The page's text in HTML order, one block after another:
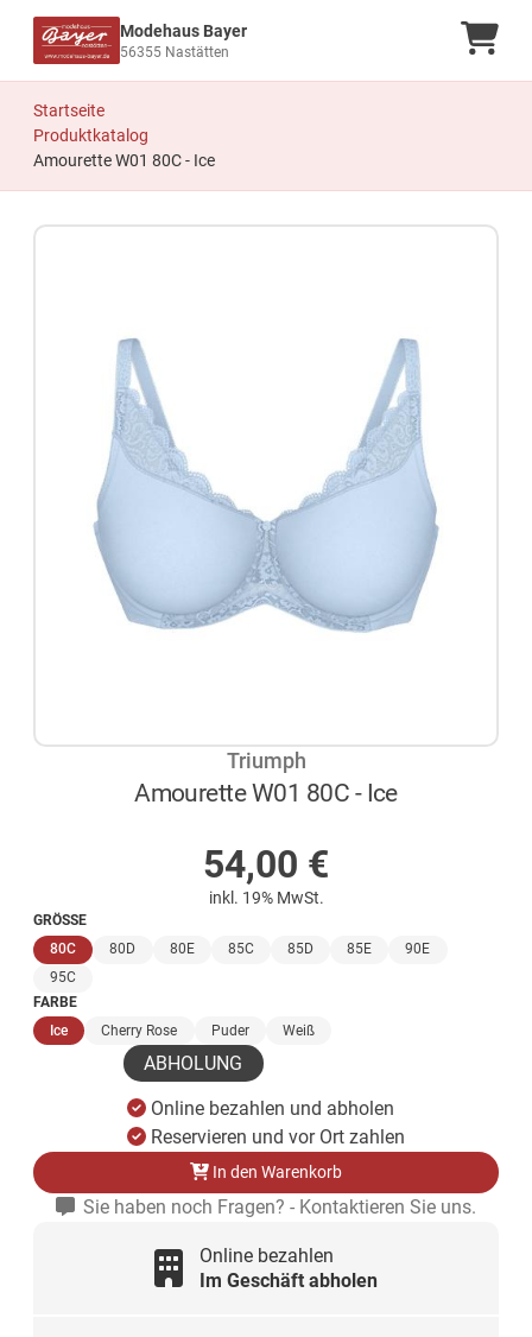
Modehaus Bayer
56355 Nastätten
Startseite
Produktkatalog
Amourette W01 80C - Ice
Triumph
Amourette W01 80C - Ice
54,00 €
inkl. 19% MwSt.
GRÖSSE
80C(ausgewählt)
80D 80E 85C 85D 85E
90E
95C
FARBE
Ice(ausgewählt)
Cherry Rose Puder Weiß
ABHOLUNG
Online bezahlen und abholen
Reservieren und vor Ort zahlen
In den Warenkorb
Sie haben noch Fragen? - Kontaktieren Sie uns.
Online bezahlen
Im Geschäft abholen